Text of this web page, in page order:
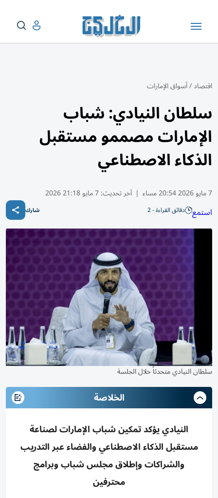
اقتصاد/أسواق الإمارات
سلطان النيادي: شباب
الإمارات مصممو مستقبل
الذكاء الاصطناعي
7 مايو 2026 20:54 مساء | آخر تحديث:7 مايو 21:18 2026
استمع دقائق القراءة - 2 شارك
سلطان النيادي متحدثاً خلال الجلسة
الخلاصة
النيادي يؤكد تمكين شباب الإمارات لصناعة
مستقبل الذكاء الاصطناعي والفضاء عبر التدريب
والشراكات وإطلاق مجلس شباب وبرامج
محترفين